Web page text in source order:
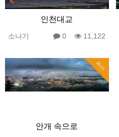
인천대교
소나기 0 11,122
Hot
안개 속으로